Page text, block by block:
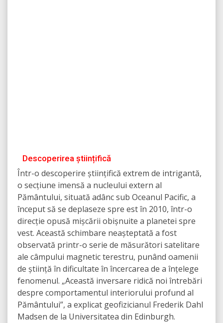
Descoperirea științifică
Într-o descoperire științifică extrem de intrigantă,
o secțiune imensă a nucleului extern al
Pământului, situată adânc sub Oceanul Pacific, a
început să se deplaseze spre est în 2010, într-o
direcție opusă mișcării obișnuite a planetei spre
vest. Această schimbare neașteptată a fost
observată printr-o serie de măsurători satelitare
ale câmpului magnetic terestru, punând oamenii
de știință în dificultate în încercarea de a înțelege
fenomenul. „Această inversare ridică noi întrebări
despre comportamentul interiorului profund al
Pământului”, a explicat geofizicianul Frederik Dahl
Madsen de la Universitatea din Edinburgh.